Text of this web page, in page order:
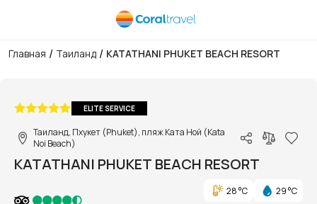
Главная / Таиланд / KATATHANI PHUKET BEACH RESORT
ELITE SERVICE
Таиланд, Пхукет (Phuket), пляж Ката Ной (Kata
Noi Beach)
KATATHANI PHUKET BEACH RESORT
28 °C
29 °C